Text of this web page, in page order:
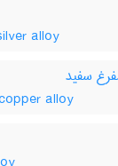
alloy
سفید
alloy